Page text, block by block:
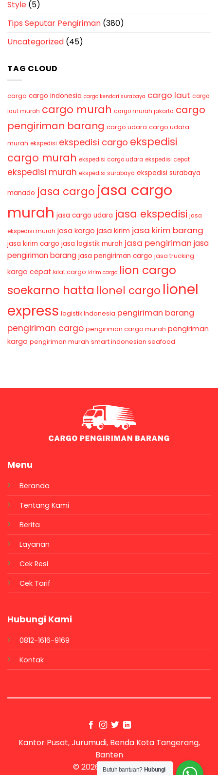
Style (5)
Tips Seputar Pengiriman (380)
Uncategorized (45)
TAG CLOUD
cargo cargo indonesia cargo kendari surabaya cargo laut cargo
laut murah cargo murah cargo murah jakarta cargo
pengiriman barang cargo udara cargo udara
murah ekspedisi ekspedisi cargo ekspedisi
cargo murah ekspedisi cargo udara ekspedisi cepat
ekspedisi murah ekspedisi surabaya ekspedisi surabaya
manado jasa cargo jasa cargo
murah jasa cargo udara jasa ekspedisi jasa
ekspedisi murah jasa kargo jasa kirim jasa kirim barang
jasa kirim cargo jasa logistik murah jasa pengiriman jasa
pengiriman barang jasa pengiriman cargo jasa trucking
kargo cepat kilat cargo kirim cargo lion cargo
soekarno hatta lionel cargo lionel
express logistik Indonesia pengiriman barang
pengiriman cargo pengiriman cargo murah pengiriman
kargo pengiriman murah smart indonesian seafood
Menu
Beranda
Tentang Kami
Berita
Layanan
Cek Resi
Cek Tarif
Hubungi Kami
0812-1616-9169
Kontak
Kantor Pusat, Jurumudi, Benda Kota Tangerang,
Banten
© 2026 UX Themes
Butuh bantuan? Hubungi